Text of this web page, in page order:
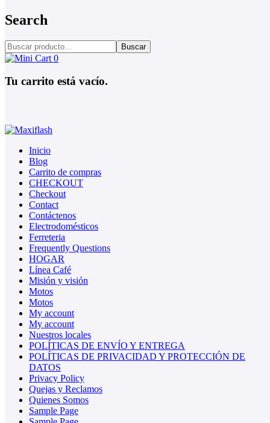
Search
Buscar
0
Tu carrito está vacío.
Inicio
Blog
Carrito de compras
CHECKOUT
Checkout
Contact
Contáctenos
Electrodomésticos
Ferreteria
Frequently Questions
HOGAR
Línea Café
Misión y visión
Motos
Motos
My account
My account
Nuestros locales
POLÍTICAS DE ENVÍO Y ENTREGA
POLÍTICAS DE PRIVACIDAD Y PROTECCIÓN DE
DATOS
Privacy Policy
Quejas y Reclamos
Quienes Somos
Sample Page